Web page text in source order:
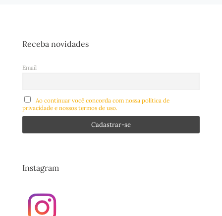
Receba novidades
Email
Ao continuar você concorda com nossa política de
privacidade e nossos termos de uso.
Instagram